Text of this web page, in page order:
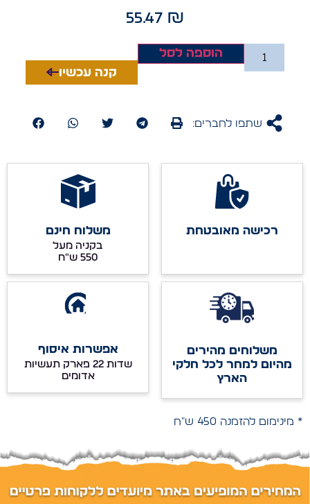
55.47₪
הוספה לסל
קנה עכשיו
שתפו לחברים:
רכישה מאובטחת משלוח חינם
בקניה מעל
משלוחים מהירים
מהיום למחר לכל חלקי
הארץ
אפשרות איסוף
שדות 22 פארק תעשיות
אדומים
* מינימום להזמנה 450 ש"ח